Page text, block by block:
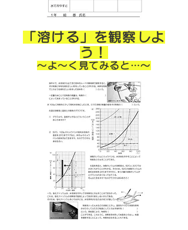
「溶ける」を観察しよ
う！
～よ～く見てみると…～